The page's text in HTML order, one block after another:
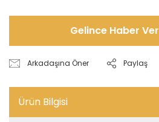
Gelince Haber Ver
Arkadaşına Öner Paylaş
Ürün Bilgisi